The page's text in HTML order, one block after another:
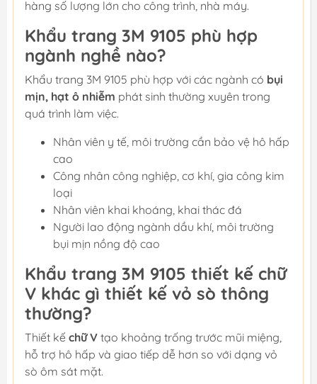
hàng số lượng lớn cho công trình, nhà máy.
Khẩu trang 3M 9105 phù hợp
ngành nghề nào?
Khẩu trang 3M 9105 phù hợp với các ngành có bụi
mịn, hạt ô nhiễm phát sinh thường xuyên trong
quá trình làm việc.
Nhân viên y tế, môi trường cần bảo vệ hô hấp
cao
Công nhân công nghiệp, cơ khí, gia công kim
loại
Nhân viên khai khoáng, khai thác đá
Người lao động ngành dầu khí, môi trường
bụi mịn nồng độ cao
Khẩu trang 3M 9105 thiết kế chữ
V khác gì thiết kế vỏ sò thông
thường?
Thiết kế chữ V tạo khoảng trống trước mũi miệng,
hỗ trợ hô hấp và giao tiếp dễ hơn so với dạng vỏ
sò ôm sát mặt.